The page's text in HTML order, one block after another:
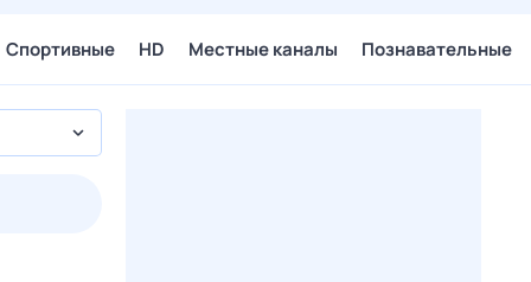
Спортивные HD Местные каналы Познавательные